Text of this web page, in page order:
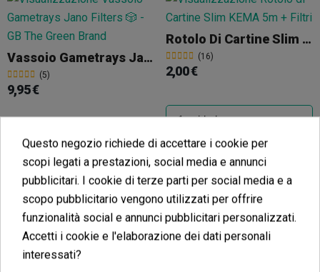
Vassoio Gametrays Jano Filters
(5)
9,95 €
Aggiungi al carrello
Rotolo Di Cartine Slim KEMA 5m + Filtri
(16)
2,00 €
Aggiungi al carrello
Questo negozio richiede di accettare i cookie per
scopi legati a prestazioni, social media e annunci
pubblicitari. I cookie di terze parti per social media e a
scopo pubblicitario vengono utilizzati per offrire
funzionalità social e annunci pubblicitari personalizzati.
Accetti i cookie e l'elaborazione dei dati personali
interessati?